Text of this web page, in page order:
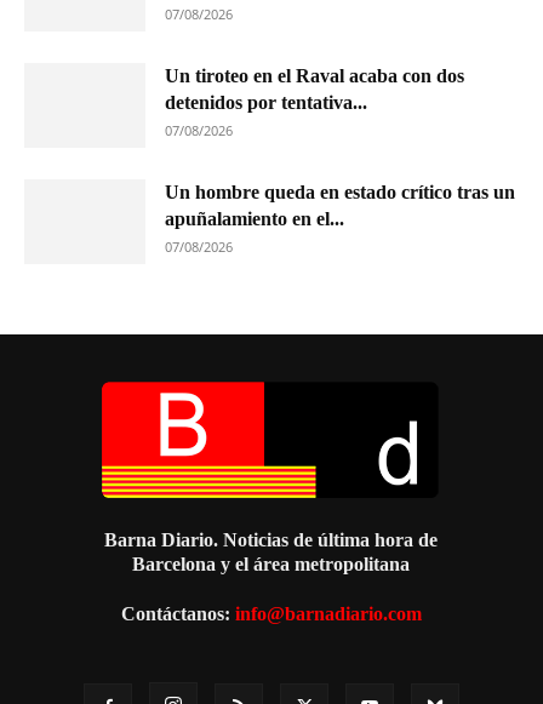
07/08/2026
Un tiroteo en el Raval acaba con dos
detenidos por tentativa...
07/08/2026
Un hombre queda en estado crítico tras un
apuñalamiento en el...
07/08/2026
Barna Diario. Noticias de última hora de
Barcelona y el área metropolitana
Contáctanos: info@barnadiario.com